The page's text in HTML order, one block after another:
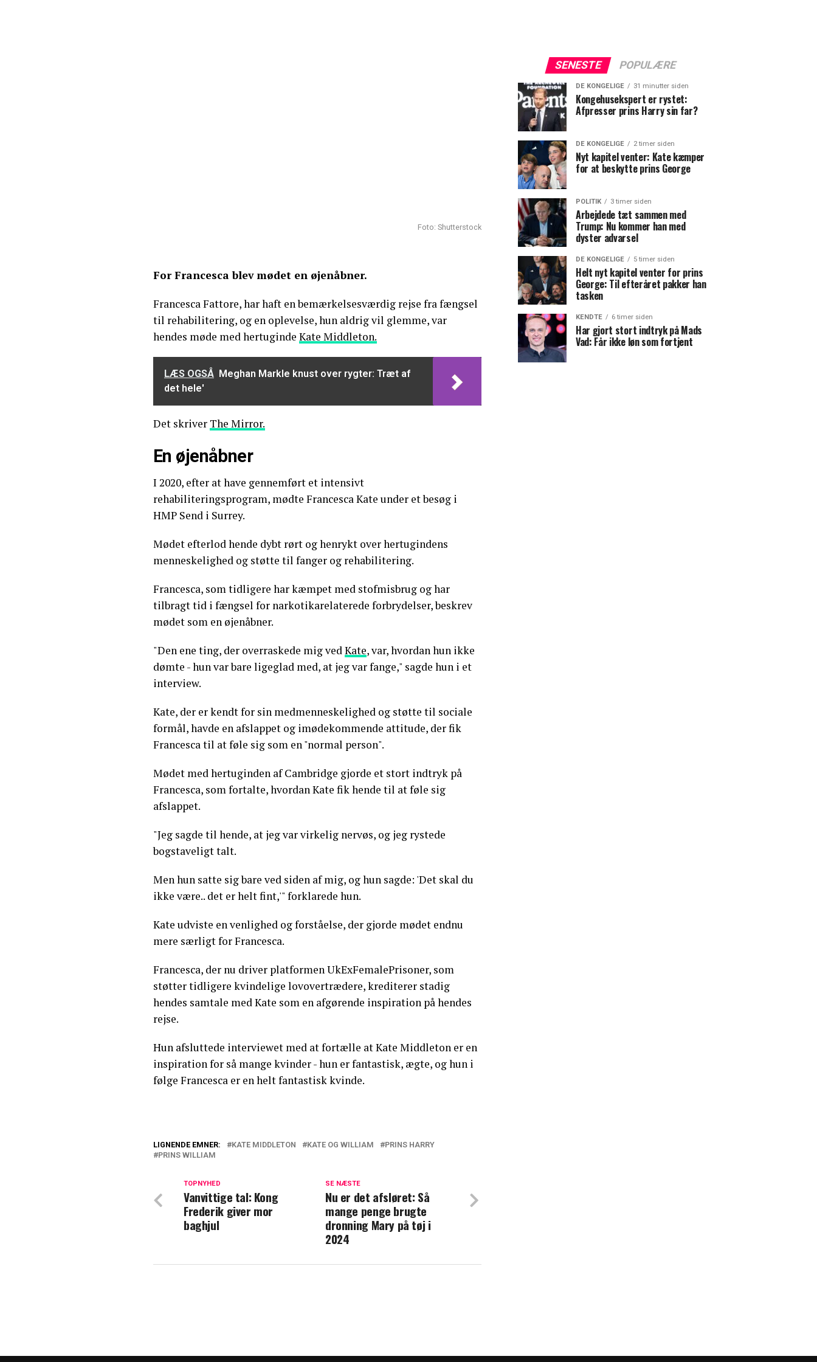
Foto: Shutterstock
For Francesca blev mødet en øjenåbner.
Francesca Fattore, har haft en bemærkelsesværdig rejse fra fængsel
til rehabilitering, og en oplevelse, hun aldrig vil glemme, var
hendes møde med hertuginde Kate Middleton.
LÆS OGSÅ Meghan Markle knust over rygter: Træt af
det hele'
Det skriver The Mirror.
En øjenåbner
I 2020, efter at have gennemført et intensivt
rehabiliteringsprogram, mødte Francesca Kate under et besøg i
HMP Send i Surrey.
Mødet efterlod hende dybt rørt og henrykt over hertugindens
menneskelighed og støtte til fanger og rehabilitering.
Francesca, som tidligere har kæmpet med stofmisbrug og har
tilbragt tid i fængsel for narkotikarelaterede forbrydelser, beskrev
mødet som en øjenåbner.
"Den ene ting, der overraskede mig vedKate, var, hvordan hun ikke
dømte - hun var bare ligeglad med, at jeg var fange," sagde hun i et
interview.
Kate, der er kendt for sin medmenneskelighed og støtte til sociale
formål, havde en afslappet og imødekommende attitude, der fik
Francesca til at føle sig som en "normal person".
Mødet med hertuginden af Cambridge gjorde et stort indtryk på
Francesca, som fortalte, hvordan Kate fik hende til at føle sig
afslappet.
"Jeg sagde til hende, at jeg var virkelig nervøs, og jeg rystede
bogstaveligt talt.
Men hun satte sig bare ved siden af mig, og hun sagde: 'Det skal du
ikke være.. det er helt fint,'" forklarede hun.
Kate udviste en venlighed og forståelse, der gjorde mødet endnu
mere særligt for Francesca.
Francesca, der nu driver platformen UkExFemalePrisoner, som
støtter tidligere kvindelige lovovertrædere, krediterer stadig
hendes samtale med Kate som en afgørende inspiration på hendes
rejse.
Hun afsluttede interviewet med at fortælle at Kate Middleton er en
inspiration for så mange kvinder - hun er fantastisk, ægte, og hun i
følge Francesca er en helt fantastisk kvinde.
Kilde afslører: Meghan forsøger desperat at forhindre det
Prins Williams spydige kommentar til Meghan: Det sagde
han
LIGNENDE EMNER: KATE MIDDLETON KATE OG WILLIAM
PRINS HARRY
PRINS WILLIAM
SE NÆSTE
Nu er det afsløret: Så
mange penge brugte
dronning Mary på tøj i
2024
TOPNYHED
Vanvittige tal: Kong
Frederik giver mor
baghjul
SENESTE POPULÆRE
DE KONGELIGE 31 minutter siden
Kongehusekspert er rystet:
Afpresser prins Harry sin far?
DE KONGELIGE 2 timer siden
Nyt kapitel venter: Kate kæmper
for at beskytte prins George
POLITIK 3 timer siden
Arbejdede tæt sammen med
Trump: Nu kommer han med
dyster advarsel
DE KONGELIGE 5 timer siden
Helt nyt kapitel venter for prins
George: Til efteråret pakker han
tasken
KENDTE 6 timer siden
Har gjort stort indtryk på Mads
Vad: Får ikke løn som fortjent